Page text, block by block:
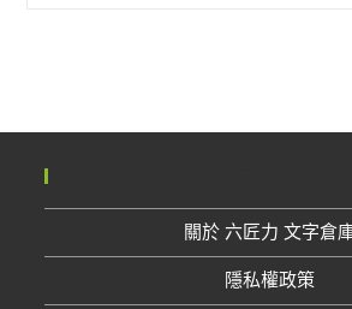
關於 六匠力 文字倉
隱私權政策